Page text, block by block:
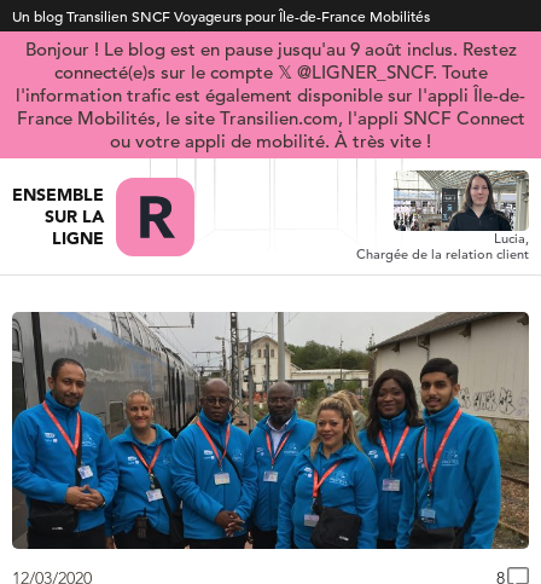
Un blog Transilien SNCF Voyageurs pour Île-de-France Mobilités
Bonjour ! Le blog est en pause jusqu'au 9 août inclus. Restez
connecté(e)s sur le compte 𝕏 @LIGNER_SNCF. Toute
l'information trafic est également disponible sur l'appli Île-de-
France Mobilités, le site Transilien.com, l'appli SNCF Connect
ou votre appli de mobilité. À très vite !
ENSEMBLE
SUR LA
LIGNE
Lucia,
Chargée de la relation client
12/03/2020 8